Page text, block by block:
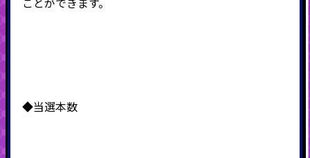
◆当選本数